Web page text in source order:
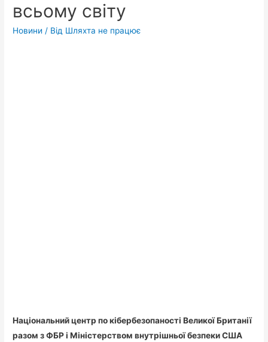
всьому світу
Новини / Від Шляхта не працює
Національний центр по кібербезопаності Великої Британії
разом з ФБР і Міністерством внутрішньої безпеки США